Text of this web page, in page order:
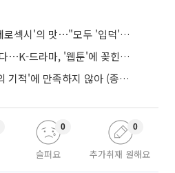
나우즈, 올여름 물들일 '제로섹시'의 맛⋯"모두 '입덕'시킬 것"
공효진도, 신민아도 택했다⋯K-드라마, '웹툰'에 꽂힌 이유
키스오브라이프는 '중소의 기적'에 만족하지 않아 (종합)
슬퍼요
0
추가취재 원해요
0